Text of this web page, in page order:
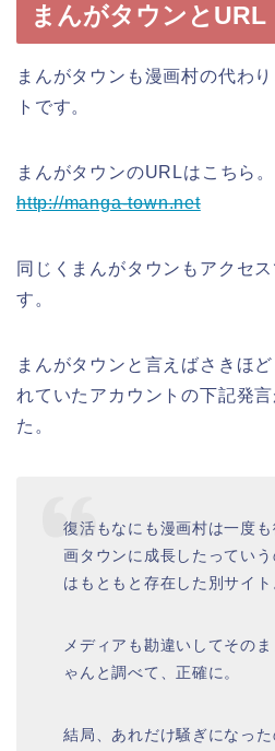
まんがタウンとURL
まんがタウンも漫画村の代わ
トです。
まんがタウンのURLはこちら。
http://manga-town.net
同じくまんがタウンもアクセ
す。
まんがタウンと言えばさきほ
れていたアカウントの下記発
た。
復活もなにも漫画村は一度
画タウンに成長したってい
はもともと存在した別サイト
メディアも勘違いしてその
ゃんと調べて、正確に。
結局、あれだけ騒ぎになっ